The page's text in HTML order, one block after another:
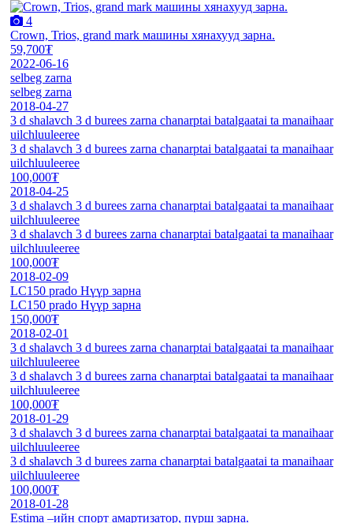
4
Crown, Trios, grand mark машины хянахууд зарна.
59,700₮
2022-06-16
selbeg zarna
selbeg zarna
2018-04-27
3 d shalavch 3 d burees zarna chanarptai batalgaatai ta manaihaar
uilchluuleeree
3 d shalavch 3 d burees zarna chanarptai batalgaatai ta manaihaar
uilchluuleeree
100,000₮
2018-04-25
3 d shalavch 3 d burees zarna chanarptai batalgaatai ta manaihaar
uilchluuleeree
3 d shalavch 3 d burees zarna chanarptai batalgaatai ta manaihaar
uilchluuleeree
100,000₮
2018-02-09
LC150 prado Нүүр зарна
LC150 prado Нүүр зарна
150,000₮
2018-02-01
3 d shalavch 3 d burees zarna chanarptai batalgaatai ta manaihaar
uilchluuleeree
3 d shalavch 3 d burees zarna chanarptai batalgaatai ta manaihaar
uilchluuleeree
100,000₮
2018-01-29
3 d shalavch 3 d burees zarna chanarptai batalgaatai ta manaihaar
uilchluuleeree
3 d shalavch 3 d burees zarna chanarptai batalgaatai ta manaihaar
uilchluuleeree
100,000₮
2018-01-28
Estima –ийн спорт амартизатор, пүрш зарна.